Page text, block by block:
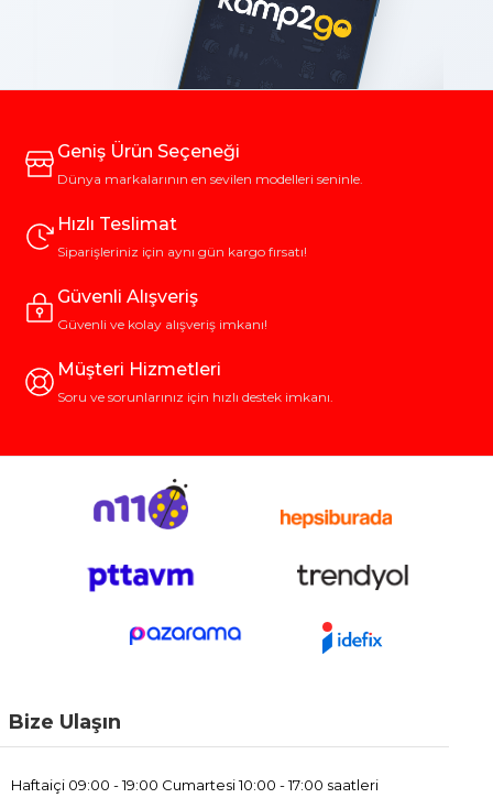
Geniş Ürün Seçeneği
Dünya markalarının en sevilen modelleri seninle.
Hızlı Teslimat
Siparişleriniz için aynı gün kargo fırsatı!
Güvenli Alışveriş
Güvenli ve kolay alışveriş imkanı!
Müşteri Hizmetleri
Soru ve sorunlarınız için hızlı destek imkanı.
Bize Ulaşın
Haftaiçi 09:00 - 19:00 Cumartesi 10:00 - 17:00 saatleri